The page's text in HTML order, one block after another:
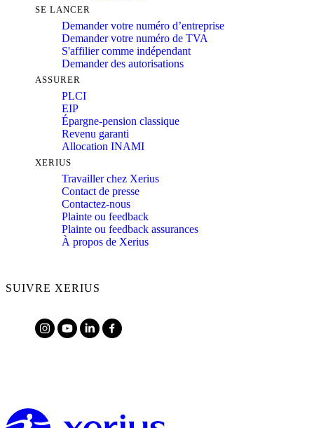
SE LANCER
Demander votre numéro d’entreprise
Demander votre numéro de TVA
S'affilier comme indépendant
Demander des autorisations
ASSURER
PLCI
EIP
Épargne-pension classique
Revenu garanti
Allocation INAMI
XERIUS
Travailler chez Xerius
Contact de presse
Contactez-nous
Plainte ou feedback
Plainte ou feedback assurances
À propos de Xerius
SUIVRE XERIUS